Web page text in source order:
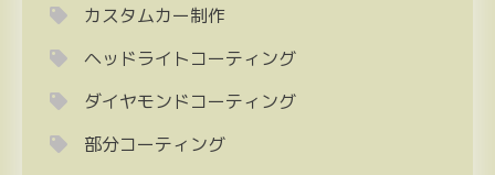
カスタムカー制作
ヘッドライトコーティング
ダイヤモンドコーティング
部分コーティング